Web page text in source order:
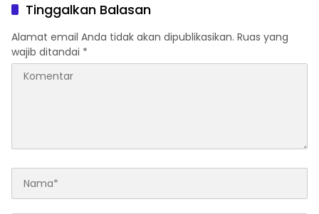
Tinggalkan Balasan
Alamat email Anda tidak akan dipublikasikan. Ruas yang
wajib ditandai *